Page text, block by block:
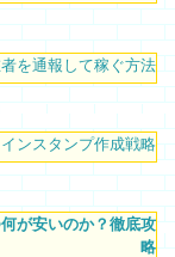
を通報して稼ぐ方法
ンスタンプ作成戦略
が安いのか？徹底攻
略